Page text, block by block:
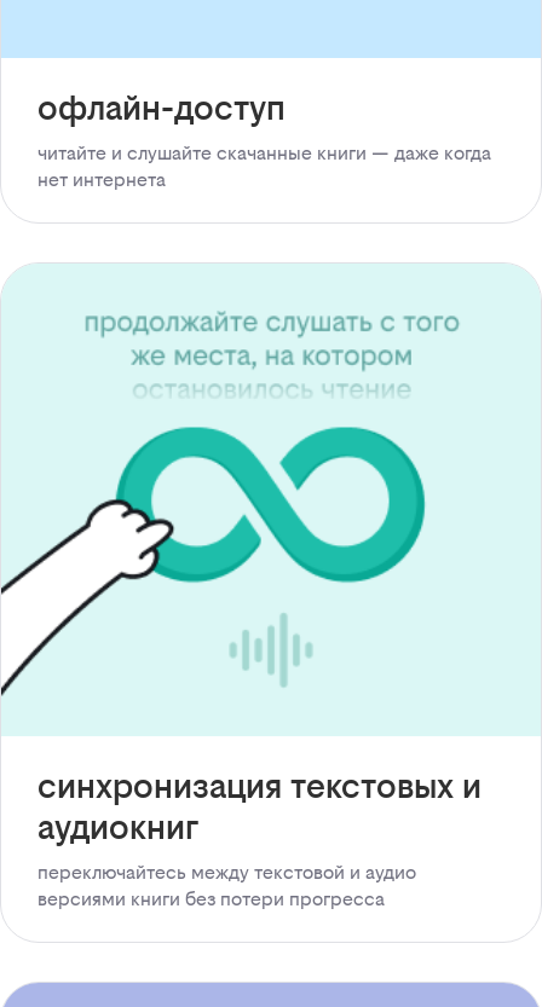
офлайн-доступ
читайте и слушайте скачанные книги — даже когда
нет интернета
синхронизация текстовых и
аудиокниг
переключайтесь между текстовой и аудио
версиями книги без потери прогресса